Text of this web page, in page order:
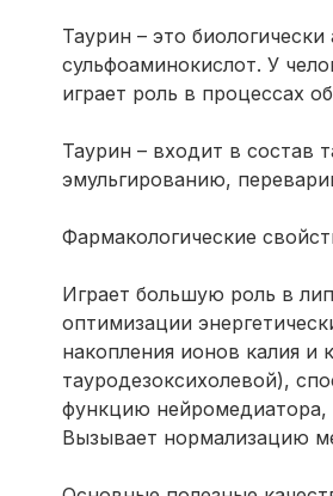
Таурин – это
сульфоаминокислот. У
играет роль в процессах
Таурин – входит в состав
эмульгированию,
Фармакологические
Играет большую роль в
оптимизации
накопления ионов калия и
тауродезоксихолевой),
функцию нейромедиатора,
Вызывает нормализацию